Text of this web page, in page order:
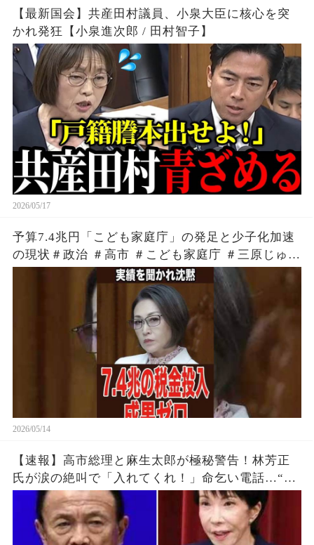
【最新国会】共産田村議員、小泉大臣に核心を突
かれ発狂【小泉進次郎 / 田村智子】
2026/05/17
予算7.4兆円「こども家庭庁」の発足と少子化加速
の現状＃政治 ＃高市 ＃こども家庭庁 ＃三原じゅん
2026/05/14
【速報】高市総理と麻生太郎が極秘警告！林芳正
氏が涙の絶叫で「入れてくれ！」命乞い電話…“媚
中派”完全排除へ高市政権の鉄壁防衛線がついに明
らかに！！ｗｗｗ